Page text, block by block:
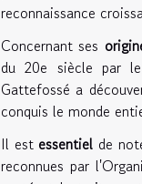
reconnaissance
Concernant ses
du 20e siècle par
Gattefossé a
conquis le monde
Il est essentiel de
reconnues par